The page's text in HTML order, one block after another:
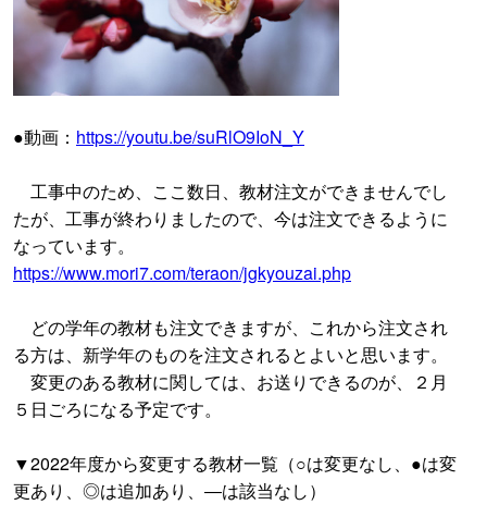
●動画： https://youtu.be/suRlO9IoN_Y
工事中のため、ここ数日、教材注文ができませんでし
たが、工事が終わりましたので、今は注文できるように
なっています。
https://www.mori7.com/teraon/jgkyouzai.php
どの学年の教材も注文できますが、これから注文され
る方は、新学年のものを注文されるとよいと思います。
変更のある教材に関しては、お送りできるのが、２月
５日ごろになる予定です。
▼2022年度から変更する教材一覧（○は変更なし、●は変
更あり、◎は追加あり、―は該当なし）